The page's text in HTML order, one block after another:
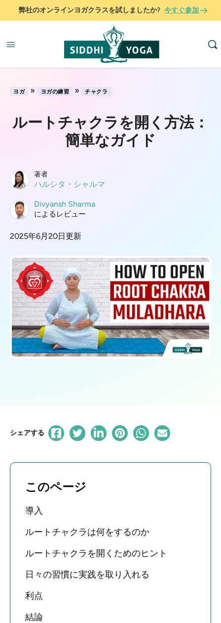
弊社のオンラインヨガクラスを試しましたか? 今すぐ参加
ヨガ » ヨガの練習 » チャクラ
ルートチャクラを開く方法：
簡単なガイド
著者
ハルシタ・シャルマ
Divyansh Sharma
によるレビュー
2025年6月20日更新
シェアする
このページ
導入
ルートチャクラは何をするのか
ルートチャクラを開くためのヒント
日々の習慣に実践を取り入れる
利点
結論